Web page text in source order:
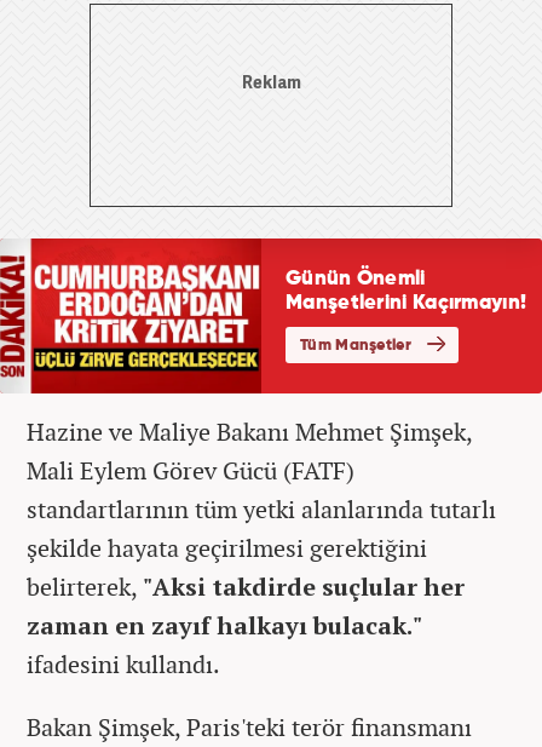
Hazine ve Maliye Bakanı Mehmet Şimşek,
Mali Eylem Görev Gücü (FATF)
standartlarının tüm yetki alanlarında tutarlı
şekilde hayata geçirilmesi gerektiğini
belirterek, "Aksi takdirde suçlular her
zaman en zayıf halkayı bulacak."
ifadesini kullandı.
Bakan Şimşek, Paris'teki terör finansmanı